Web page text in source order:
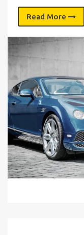
Read More